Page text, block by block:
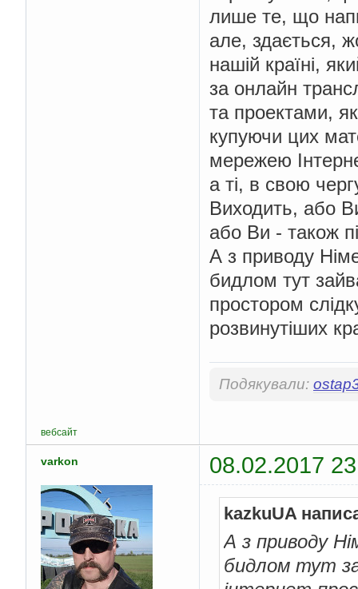
лише те, що
але, здається,
нашій країні,
за онлайн
та проектами,
купуючи цих
мережею
а ті, в свою
Виходить, або
або Ви - також
А з приводу
бидлом тут
простором
розвинутіших
Подякували:
вебсайт
varkon 08.02.2017
kazkuUA
А з приводу
бидлом тут